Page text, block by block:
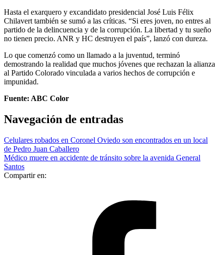
Hasta el exarquero y excandidato presidencial José Luis Félix
Chilavert también se sumó a las críticas. “Si eres joven, no entres al
partido de la delincuencia y de la corrupción. La libertad y tu sueño
no tienen precio. ANR y HC destruyen el país”, lanzó con dureza.
Lo que comenzó como un llamado a la juventud, terminó
demostrando la realidad que muchos jóvenes que rechazan la alianza
al Partido Colorado vinculada a varios hechos de corrupción e
impunidad.
Fuente: ABC Color
Navegación de entradas
Celulares robados en Coronel Oviedo son encontrados en un local
de Pedro Juan Caballero
Médico muere en accidente de tránsito sobre la avenida General
Santos
Compartir en: